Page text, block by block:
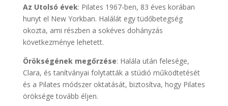
Az Utolsó évek: Pilates 1967-ben, 83 éves korában
hunyt el New Yorkban. Halálát egy tüdőbetegség
okozta, ami részben a sokéves dohányzás
következménye lehetett.
Örökségének megőrzése: Halála után felesége,
Clara, és tanítványai folytatták a stúdió működtetését
és a Pilates módszer oktatását, biztosítva, hogy Pilates
öröksége tovább éljen.